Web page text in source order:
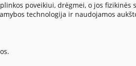
poveikiui, drėgmei, o jos
technologija ir naudojamos